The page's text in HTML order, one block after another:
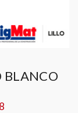
BLANCO